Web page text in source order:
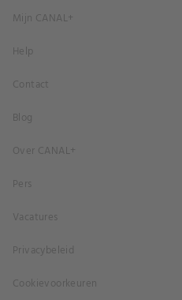
Mijn CANAL+
Help
Contact
Blog
Over CANAL+
Pers
Vacatures
Privacybeleid
Cookievoorkeuren